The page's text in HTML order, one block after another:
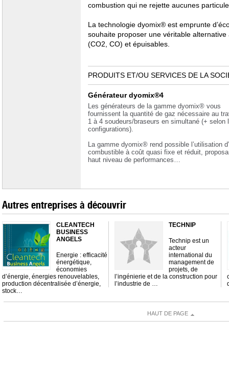
combustion qui ne rejette aucunes
La technologie dyomix® est emprunte
souhaite proposer une véritable
(CO2, CO) et épuisables.
PRODUITS ET/OU SERVICES DE LA
Générateur dyomix®4
Les générateurs de la gamme dyomix® vous
fournissent la quantité de gaz nécessaire au
1 à 4 soudeurs/braseurs en simultané (+ selon
configurations).
La gamme dyomix® rend possible l’utilisation
combustible à coût quasi fixe et réduit,
haut niveau de performances…
Autres entreprises à découvrir
CLEANTECH
BUSINESS
ANGELS
Energie : efficacité
énergétique,
économies
d’énergie, énergies renouvelables,
production décentralisée d’énergie,
stock…
TECHNIP
Technip est un
acteur
international du
management de
projets, de
l’ingénierie et de la construction pour
l’industrie de …
HAUT DE PAGE